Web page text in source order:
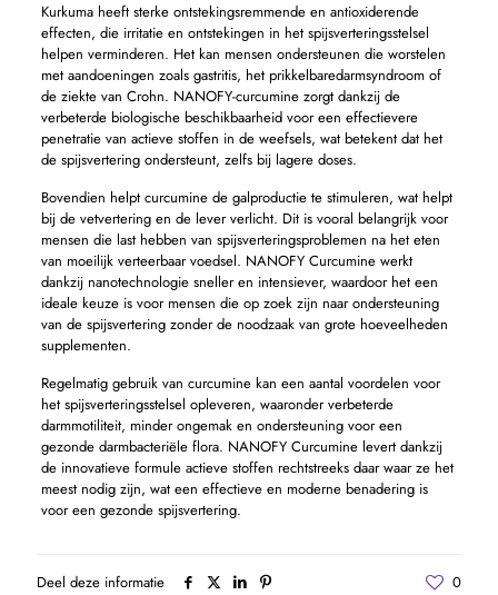
Kurkuma heeft sterke ontstekingsremmende en antioxiderende
effecten, die irritatie en ontstekingen in het spijsverteringsstelsel
helpen verminderen. Het kan mensen ondersteunen die worstelen
met aandoeningen zoals gastritis, het prikkelbaredarmsyndroom of
de ziekte van Crohn. NANOFY-curcumine zorgt dankzij de
verbeterde biologische beschikbaarheid voor een effectievere
penetratie van actieve stoffen in de weefsels, wat betekent dat het
de spijsvertering ondersteunt, zelfs bij lagere doses.
Bovendien helpt curcumine de galproductie te stimuleren, wat helpt
bij de vetvertering en de lever verlicht. Dit is vooral belangrijk voor
mensen die last hebben van spijsverteringsproblemen na het eten
van moeilijk verteerbaar voedsel. NANOFY Curcumine werkt
dankzij nanotechnologie sneller en intensiever, waardoor het een
ideale keuze is voor mensen die op zoek zijn naar ondersteuning
van de spijsvertering zonder de noodzaak van grote hoeveelheden
supplementen.
Regelmatig gebruik van curcumine kan een aantal voordelen voor
het spijsverteringsstelsel opleveren, waaronder verbeterde
darmmotiliteit, minder ongemak en ondersteuning voor een
gezonde darmbacteriële flora. NANOFY Curcumine levert dankzij
de innovatieve formule actieve stoffen rechtstreeks daar waar ze het
meest nodig zijn, wat een effectieve en moderne benadering is
voor een gezonde spijsvertering.
Deel deze informatie 0